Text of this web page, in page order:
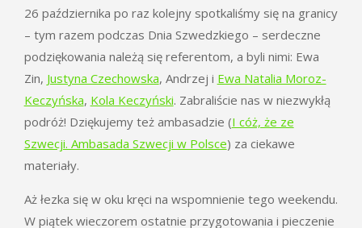
content
26 października po raz kolejny spotkaliśmy się na granicy
– tym razem podczas Dnia Szwedzkiego – serdeczne
podziękowania należą się referentom, a byli nimi: Ewa
Zin, Justyna Czechowska, Andrzej i Ewa Natalia Moroz-
Keczyńska, Kola Keczyński. Zabraliście nas w niezwykłą
podróż! Dziękujemy też ambasadzie (I cóż, że ze
Szwecji. Ambasada Szwecji w Polsce) za ciekawe
materiały.
Aż łezka się w oku kręci na wspomnienie tego weekendu.
W piątek wieczorem ostatnie przygotowania i pieczenie